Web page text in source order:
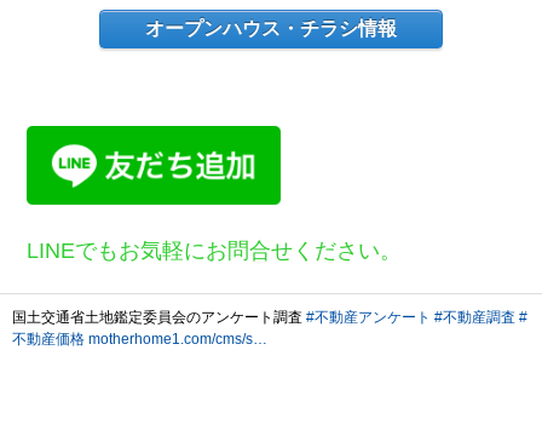
オープンハウス・チラシ情報
LINEでもお気軽にお問合せください。